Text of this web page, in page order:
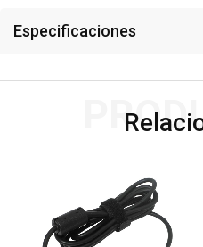
Especificaciones